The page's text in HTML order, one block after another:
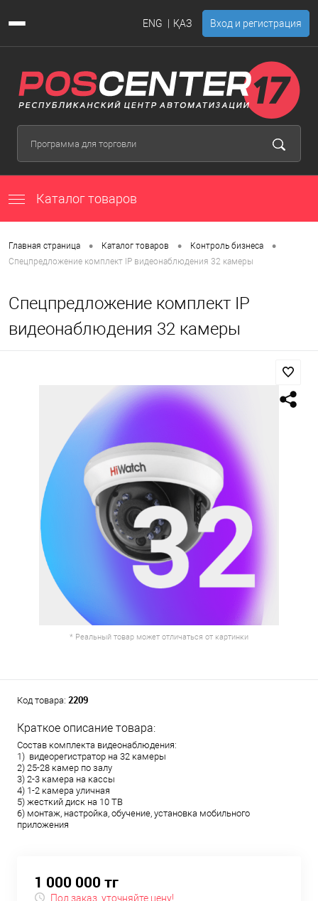
ENG ҚАЗ Вход и регистрация
Каталог товаров
Главная страница • Каталог товаров • Контроль бизнеса •
Спецпредложение комплект IP видеонаблюдения 32 камеры
Спецпредложение комплект IP
видеонаблюдения 32 камеры
* Реальный товар может отличаться от картинки
Код товара: 2209
Краткое описание товара:
Состав комплекта видеонаблюдения:
1) видеорегистратор на 32 камеры
2) 25-28 камер по залу
3) 2-3 камера на кассы
4) 1-2 камера уличная
5) жесткий диск на 10 TB
6) монтаж, настройка, обучение, установка мобильного
приложения
1 000 000 тг
Под заказ, уточняйте цену!